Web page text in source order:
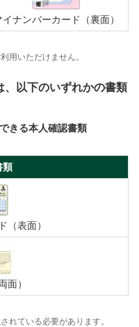
イナンバーカード（裏面）
用いただけません。
、以下のいずれかの書類
きる本人確認書類
類
（表面）
面）
れている必要があります。